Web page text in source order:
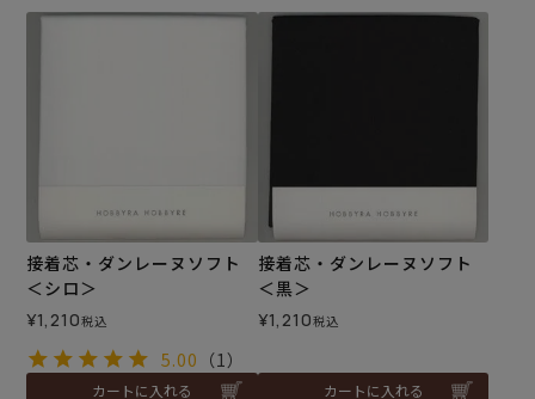
接着芯・ダンレーヌソフト
＜シロ＞
¥1,210税込
5.00 （1）
カートに入れる
接着芯・ダンレーヌソフト
＜黒＞
¥1,210税込
カートに入れる